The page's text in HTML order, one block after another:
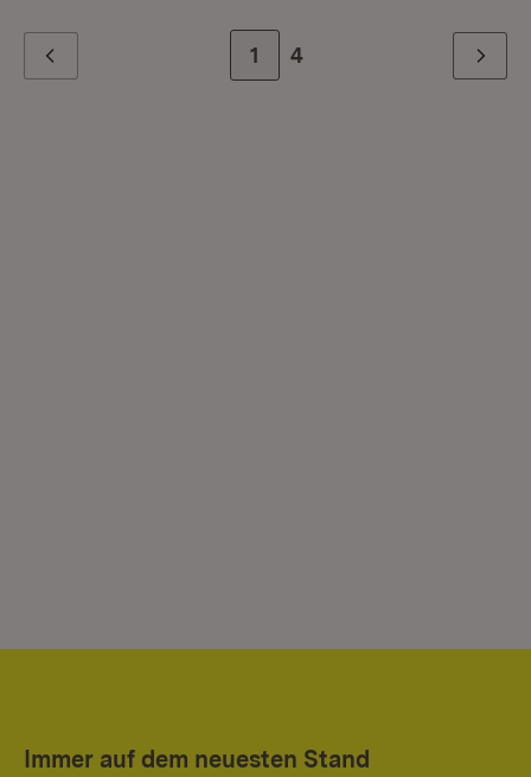
Zur Seite
1 Zur letzten Seite
4 Weiter
Immer auf dem neuesten Stand